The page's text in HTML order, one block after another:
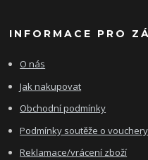
INFORMACE PRO
O nás
Jak nakupovat
Obchodní podmínky
Podmínky soutěže o vouchery
Reklamace/vrácení zboží